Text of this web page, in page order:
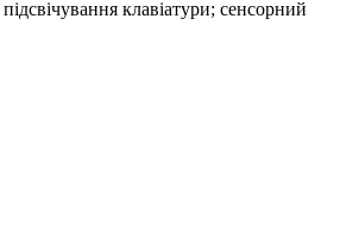
підсвічування клавіатури; сенсорний